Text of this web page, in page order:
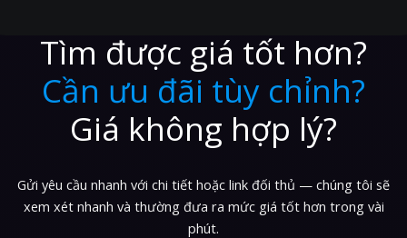
Tìm được giá tốt hơn?
Cần ưu đãi tùy chỉnh?
Giá không hợp lý?
Gửi yêu cầu nhanh với chi tiết hoặc link đối thủ — chúng tôi sẽ
xem xét nhanh và thường đưa ra mức giá tốt hơn trong vài
phút.